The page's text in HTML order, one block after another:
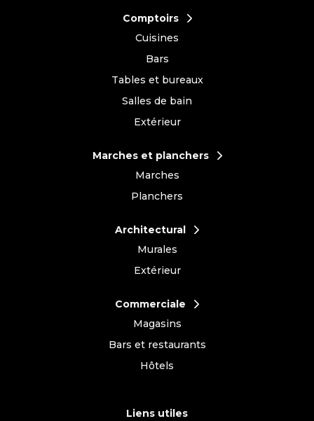
Comptoirs
Cuisines
Bars
Tables et bureaux
Salles de bain
Extérieur
Marches et planchers
Marches
Planchers
Architectural
Murales
Extérieur
Commerciale
Magasins
Bars et restaurants
Hôtels
Liens utiles